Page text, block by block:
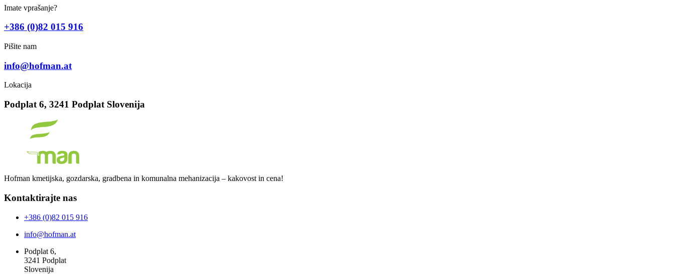
Imate vprašanje?
+386 (0)82 015 916
Pišite nam
info@hofman.at
Lokacija
Podplat 6, 3241 Podplat Slovenija
Hofman kmetijska, gozdarska, gradbena in komunalna mehanizacija – kakovost in cena!
Kontaktirajte nas
+386 (0)82 015 916
info@hofman.at
Podplat 6,
3241 Podplat
Slovenija